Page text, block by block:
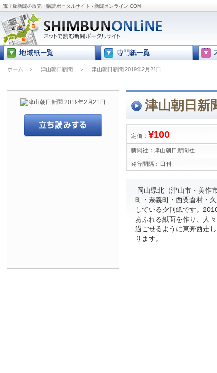
電子版新聞の販売・購読ポータルサイト - 新聞オンライン.COM
ホーム ＞ 津山朝日新聞 ＞ 津山朝日新聞 2019年2月21日
津山朝日新
定価： ¥100
新聞社： 津山朝日新聞社
発行間隔： 日刊
岡山県北（津山市・美作
町・奈義町・西粟倉村・
している夕刊紙です。
あふれる紙面を作り、人
過ごせるように東奔西走
ります。